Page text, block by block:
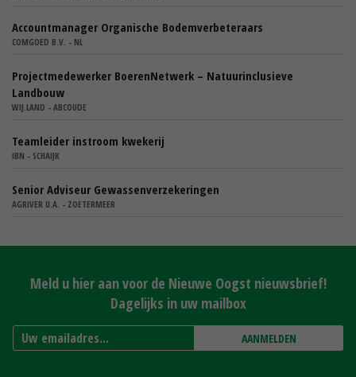
Accountmanager Organische Bodemverbeteraars
COMGOED B.V. - NL
Projectmedewerker BoerenNetwerk – Natuurinclusieve
Landbouw
WIJ.LAND - ABCOUDE
Teamleider instroom kwekerij
IBN - SCHAIJK
Senior Adviseur Gewassenverzekeringen
AGRIVER U.A. - ZOETERMEER
Meld u hier aan voor de Nieuwe Oogst nieuwsbrief!
Dagelijks in uw mailbox
AANMELDEN